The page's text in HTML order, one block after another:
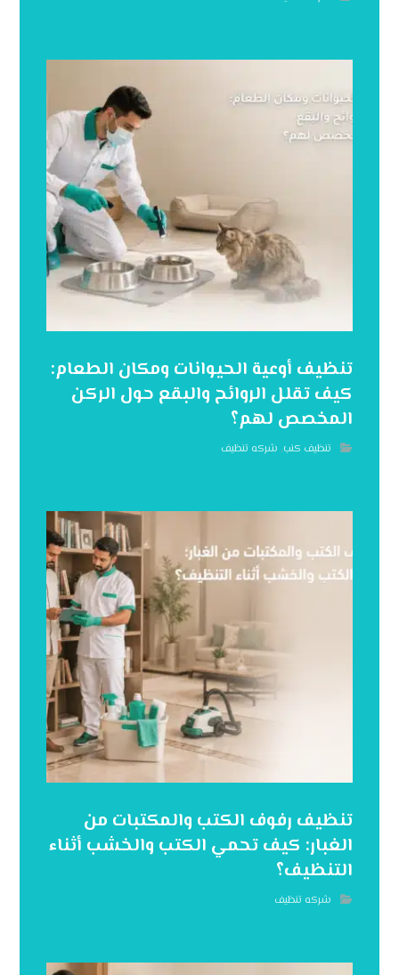
تنظيف أوعية الحيوانات ومكان الطعام:
كيف تقلل الروائح والبقع حول الركن
المخصص لهم؟
تنظيف كنب, شركه تنظيف
تنظيف رفوف الكتب والمكتبات من
الغبار: كيف تحمي الكتب والخشب أثناء
التنظيف؟
شركه تنظيف